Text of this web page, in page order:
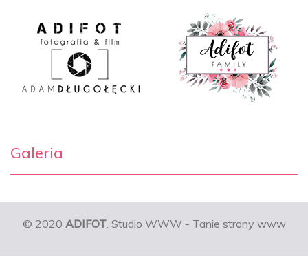
Galeria
© 2020 ADIFOT. Studio WWW - Tanie strony www